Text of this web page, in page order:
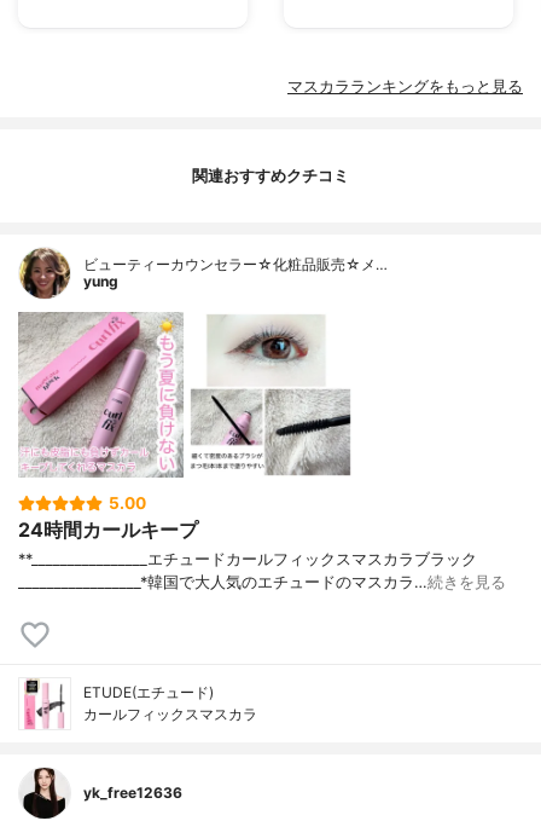
マスカラランキングをもっと見る
関連おすすめクチコミ
ビューティーカウンセラー☆化粧品販売☆メ…
yung
5.00
24時間カールキープ
**⁡________________⁡エチュード⁡カールフィックスマスカラブラック
⁡_________________⁡⁡*韓国で大人気のエチュードのマスカラ…続きを見る
ETUDE(エチュード)
カールフィックスマスカラ
yk_free12636